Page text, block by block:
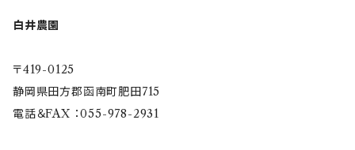
白井農園
〒419-0125
静岡県田方郡函南町肥田715
電話＆FAX ：055-978-2931